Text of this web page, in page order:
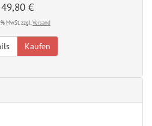
49,80 €
MwSt. zzgl. Versand
Kaufen